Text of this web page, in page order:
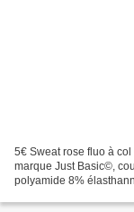
5€ Sweat rose fluo à
marque Just Basic©,
polyamide 8%